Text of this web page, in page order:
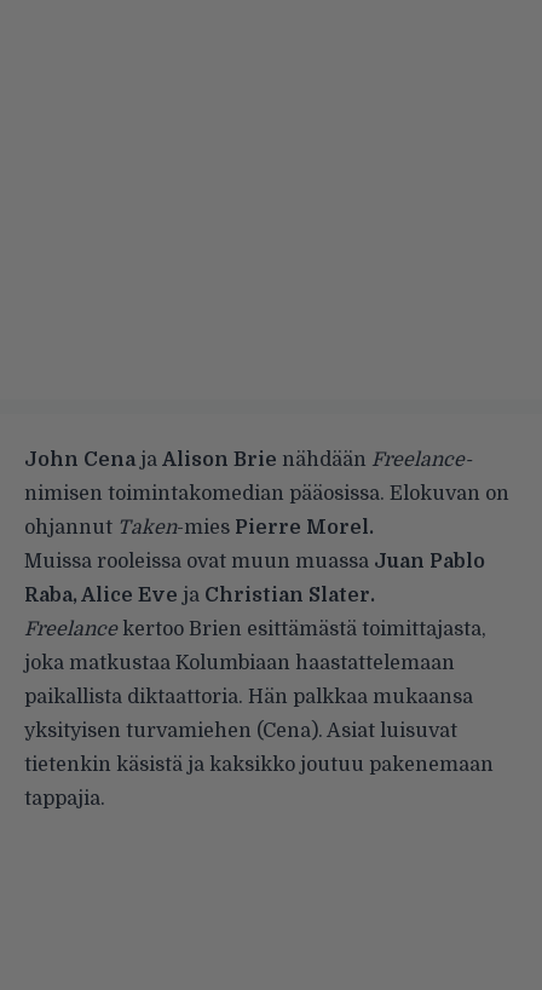
John Cenaja Alison Brie nähdään Freelance-
nimisen toimintakomedian pääosissa. Elokuvan on
ohjannut Taken-mies Pierre Morel.
Muissa rooleissa ovat muun muassa Juan Pablo
Raba, Alice Eve ja Christian Slater.
Freelancekertoo Brien esittämästä toimittajasta,
joka matkustaa Kolumbiaan haastattelemaan
paikallista diktaattoria. Hän palkkaa mukaansa
yksityisen turvamiehen (Cena). Asiat luisuvat
tietenkin käsistä ja kaksikko joutuu pakenemaan
tappajia.